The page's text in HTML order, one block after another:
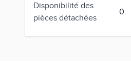
Disponibilité des
pièces détachées
0